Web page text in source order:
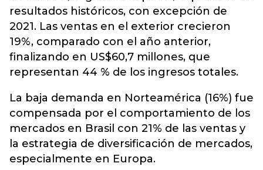
resultados históricos, con excepción de
2021. Las ventas en el exterior crecieron
19%, comparado con el año anterior,
finalizando en US$60,7 millones, que
representan 44 % de los ingresos totales.
La baja demanda en Norteamérica (16%) fue
compensada por el comportamiento de los
mercados en Brasil con 21% de las ventas y
la estrategia de diversificación de mercados,
especialmente en Europa.